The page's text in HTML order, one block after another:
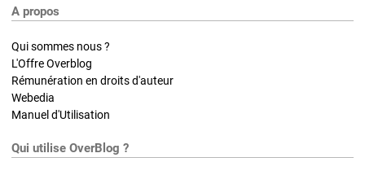
A propos
Qui sommes nous ?
L'Offre Overblog
Rémunération en droits d'auteur
Webedia
Manuel d'Utilisation
Qui utilise OverBlog ?